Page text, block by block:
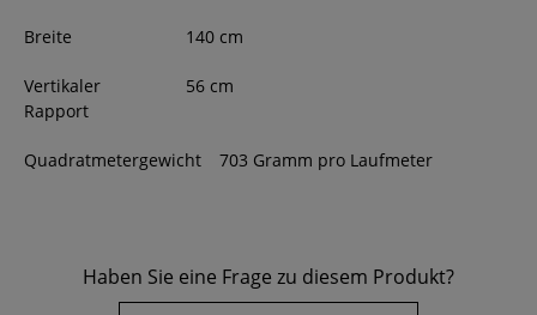
Breite 140 cm
Vertikaler
Rapport
56 cm
Quadratmetergewicht 703 Gramm pro Laufmeter
Haben Sie eine Frage zu diesem Produkt?